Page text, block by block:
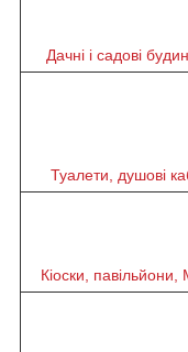
Дачні і садові
Туалети, душові
Кіоски,